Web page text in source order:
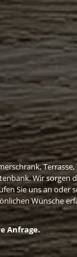
Wir sorgen
Sie uns an oder
Wünsche
Anfrage.